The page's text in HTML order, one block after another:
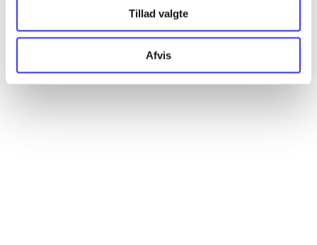
Tillad valgte
Afvis
Alle registrerede artikler fordelt på udgivelser